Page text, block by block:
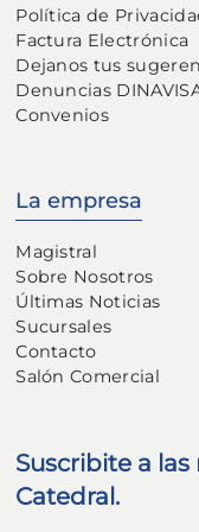
Política de
Factura Electrónica
Dejanos tus
Denuncias
Convenios
La empresa
Magistral
Sobre Nosotros
Últimas Noticias
Sucursales
Contacto
Salón Comercial
Suscribite a
Catedral.